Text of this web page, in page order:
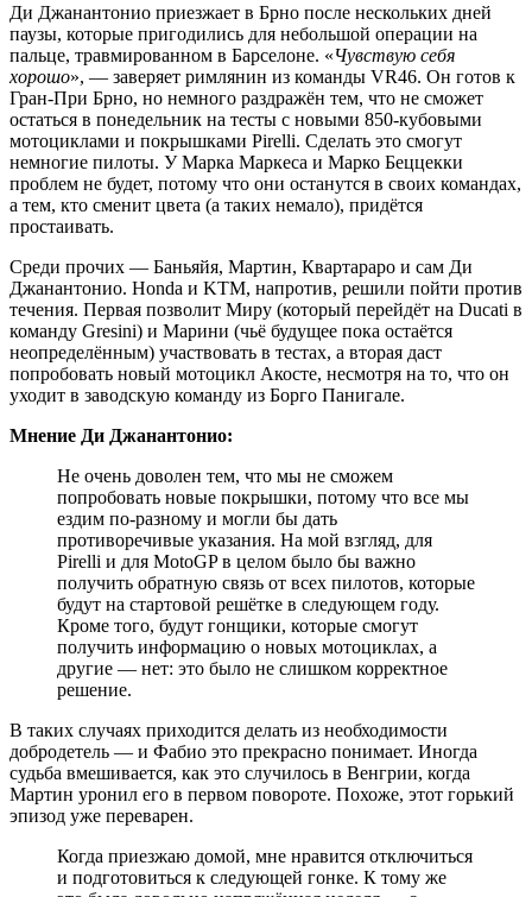
Ди Джанантонио приезжает в Брно после нескольких дней
паузы, которые пригодились для небольшой операции на
пальце, травмированном в Барселоне. «Чувствую себя
хорошо», — заверяет римлянин из команды VR46. Он готов к
Гран-При Брно, но немного раздражён тем, что не сможет
остаться в понедельник на тесты с новыми 850-кубовыми
мотоциклами и покрышками Pirelli. Сделать это смогут
немногие пилоты. У Марка Маркеса и Марко Беццекки
проблем не будет, потому что они останутся в своих командах,
а тем, кто сменит цвета (а таких немало), придётся
простаивать.
Среди прочих — Баньяйя, Мартин, Квартараро и сам Ди
Джанантонио. Honda и KTM, напротив, решили пойти против
течения. Первая позволит Миру (который перейдёт на Ducati в
команду Gresini) и Марини (чьё будущее пока остаётся
неопределённым) участвовать в тестах, а вторая даст
попробовать новый мотоцикл Акосте, несмотря на то, что он
уходит в заводскую команду из Борго Панигале.
Мнение Ди Джанантонио:
Не очень доволен тем, что мы не сможем
попробовать новые покрышки, потому что все мы
ездим по‑разному и могли бы дать
противоречивые указания. На мой взгляд, для
Pirelli и для MotoGP в целом было бы важно
получить обратную связь от всех пилотов, которые
будут на стартовой решётке в следующем году.
Кроме того, будут гонщики, которые смогут
получить информацию о новых мотоциклах, а
другие — нет: это было не слишком корректное
решение.
В таких случаях приходится делать из необходимости
добродетель — и Фабио это прекрасно понимает. Иногда
судьба вмешивается, как это случилось в Венгрии, когда
Мартин уронил его в первом повороте. Похоже, этот горький
эпизод уже переварен.
Когда приезжаю домой, мне нравится отключиться
и подготовиться к следующей гонке. К тому же